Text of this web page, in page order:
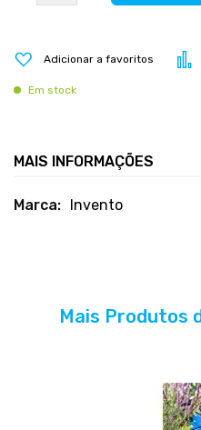
Adicionar a favoritos
Em stock
MAIS INFORMAÇÕES
Mais
Invento
Mais Produtos